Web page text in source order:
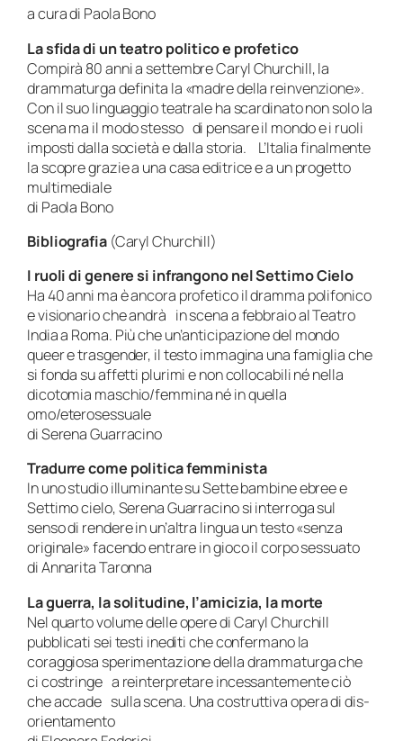
a cura di Paola Bono
La sfida di un teatro politico e profetico
Compirà 80 anni a settembre Caryl Churchill, la
drammaturga definita la «madre della reinvenzione».
Con il suo linguaggio teatrale ha scardinato non solo la
scena ma il modo stesso di pensare il mondo e i ruoli
imposti dalla società e dalla storia. L’Italia finalmente
la scopre grazie a una casa editrice e a un progetto
multimediale
di Paola Bono
Bibliografia(Caryl Churchill)
I ruoli di genere si infrangono nelSettimo Cielo
Ha 40 anni ma è ancora profetico il dramma polifonico
e visionario che andrà in scena a febbraio al Teatro
India a Roma. Più che un’anticipazione del mondo
queer e trasgender, il testo immagina una famiglia che
si fonda su affetti plurimi e non collocabili né nella
dicotomia maschio/femmina né in quella
omo/eterosessuale
di Serena Guarracino
Tradurre come politica femminista
In uno studio illuminante su Sette bambine ebree e
Settimo cielo, Serena Guarracino si interroga sul
senso di rendere in un’altra lingua un testo «senza
originale» facendo entrare in gioco il corpo sessuato
di Annarita Taronna
La guerra, la solitudine, l’amicizia, la morte
Nel quarto volume delle opere di Caryl Churchill
pubblicati sei testi inediti che confermano la
coraggiosa sperimentazione della drammaturga che
ci costringe a reinterpretare incessantemente ciò
che accade sulla scena. Una costruttiva opera di dis-
orientamento